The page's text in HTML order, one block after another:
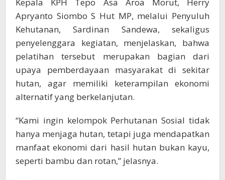
Apryanto Siombo S Hut MP, melalui Penyuluh
Kehutanan, Sardinan Sandewa, sekaligus
penyelenggara kegiatan, menjelaskan, bahwa
pelatihan tersebut merupakan bagian dari
upaya pemberdayaan masyarakat di sekitar
hutan, agar memiliki keterampilan ekonomi
alternatif yang berkelanjutan.
“Kami ingin kelompok Perhutanan Sosial tidak
hanya menjaga hutan, tetapi juga mendapatkan
manfaat ekonomi dari hasil hutan bukan kayu,
seperti bambu dan rotan,” jelasnya.